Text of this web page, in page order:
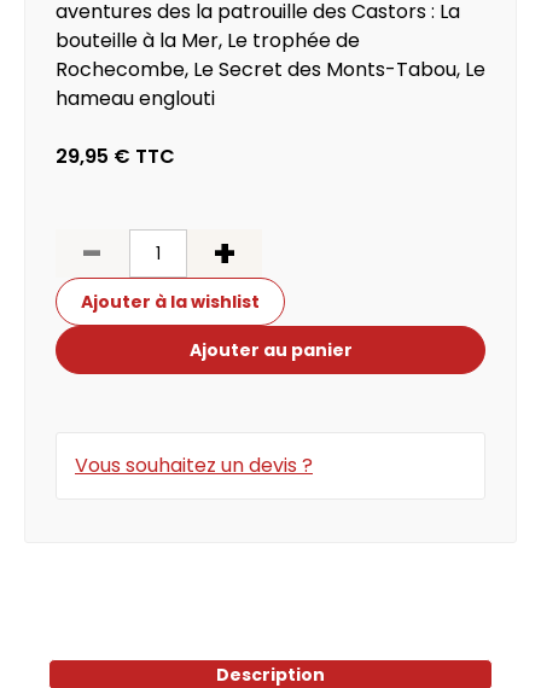
aventures des la patrouille des Castors : La
bouteille à la Mer, Le trophée de
Rochecombe, Le Secret des Monts-Tabou, Le
hameau englouti
29,95 € TTC
- +
Ajouter au panier
Ajouter à la wishlist
Vous souhaitez un devis ?
Description